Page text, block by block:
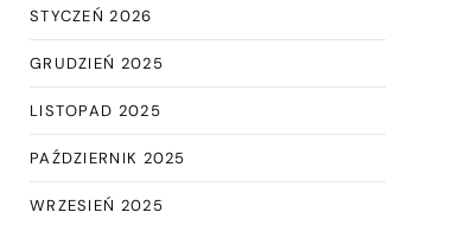
STYCZEŃ 2026
GRUDZIEŃ 2025
LISTOPAD 2025
PAŹDZIERNIK 2025
WRZESIEŃ 2025